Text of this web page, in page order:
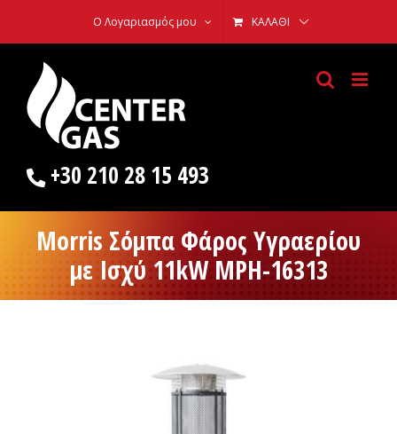
content
Ο Λογαριασμός μου ΚΑΛΆΘΙ
+30 210 28 15 493
Morris Σόμπα Φάρος Υγραερίου
με Ισχύ 11kW MPH-16313